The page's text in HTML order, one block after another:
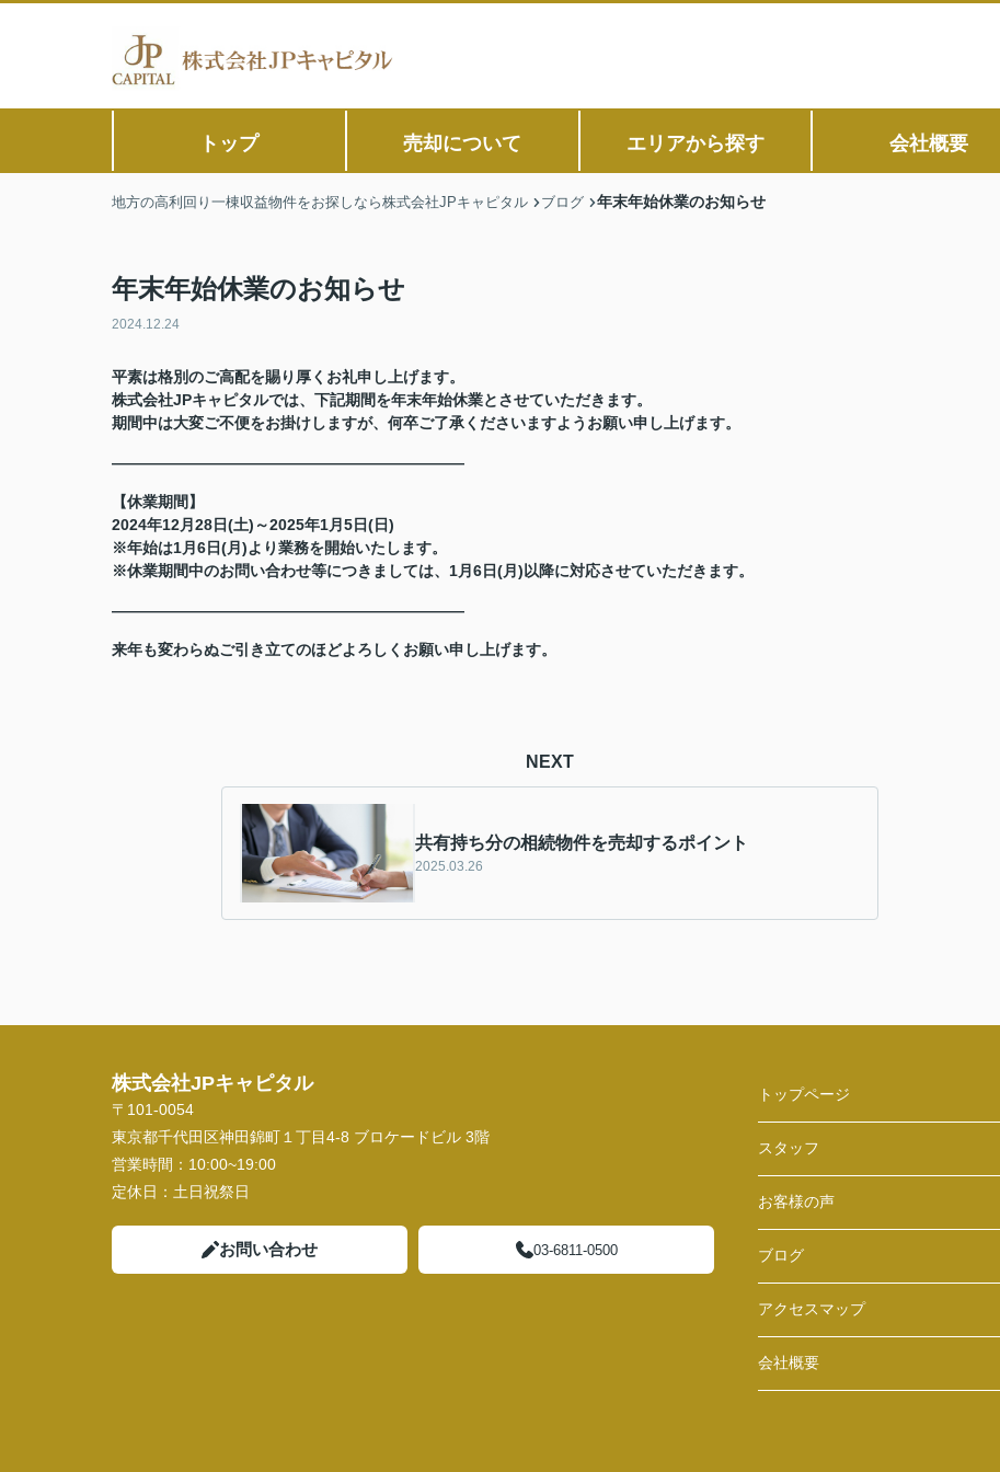
トップ 売却について エリアから探す 会社概要
地方の高利回り一棟収益物件をお探しなら株式会社JPキャピタル ブログ 年末年始休業のお知らせ
年末年始休業のお知らせ
2024.12.24
平素は格別のご高配を賜り厚くお礼申し上げます。
株式会社JPキャピタルでは、下記期間を年末年始休業とさせていただきます。
期間中は大変ご不便をお掛けしますが、何卒ご了承くださいますようお願い申し上げます。
―――――――――――――――――――――――
【休業期間】
2024年12月28日(土)～2025年1月5日(日)
※年始は1月6日(月)より業務を開始いたします。
※休業期間中のお問い合わせ等につきましては、1月6日(月)以降に対応させていただきます。
―――――――――――――――――――――――
来年も変わらぬご引き立てのほどよろしくお願い申し上げます。
NEXT
共有持ち分の相続物件を売却するポイント
2025.03.26
株式会社JPキャピタル
〒101-0054
東京都千代田区神田錦町１丁目4-8 ブロケードビル 3階
営業時間： 10:00~19:00
定休日： 土日祝祭日
お問い合わせ 03-6811-0500
トップページ
スタッフ
お客様の声
ブログ
アクセスマップ
会社概要